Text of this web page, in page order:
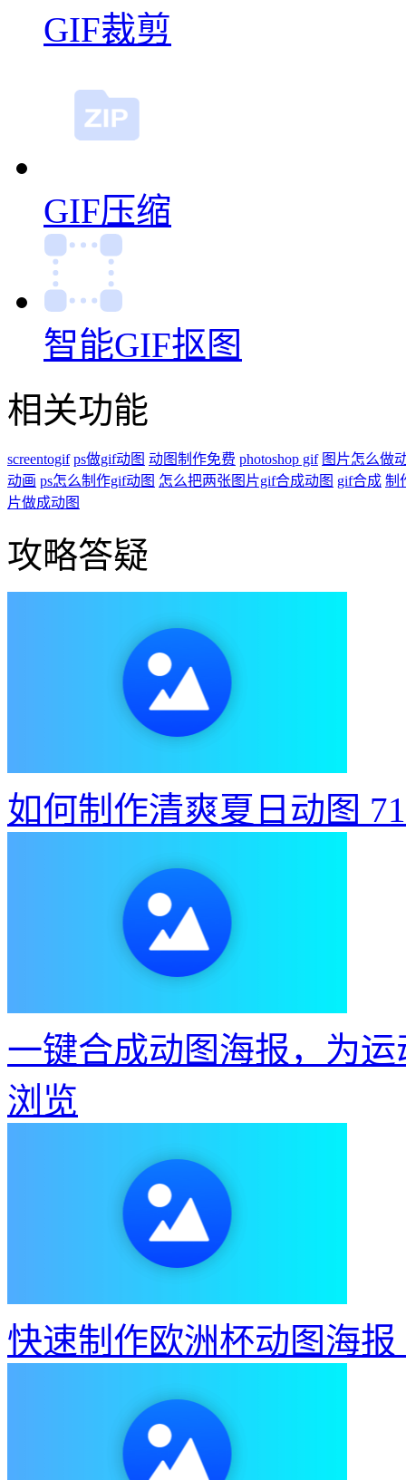
GIF裁剪
GIF压缩
智能GIF抠图
相关功能
screentogif ps做gif动图 动图制作免费 photoshop gif 图片怎么做
动画 ps怎么制作gif动图 怎么把两张图片gif合成动图 gif合成 制
片做成动图
攻略答疑
如何制作清爽夏日动图
一键合成动图海报，为
浏览
快速制作欧洲杯动图海报